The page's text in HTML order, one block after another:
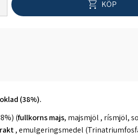
KÖP
(38%).
(fullkorns majs, majsmjöl , rísmjöl,
, emulgeringsmedel